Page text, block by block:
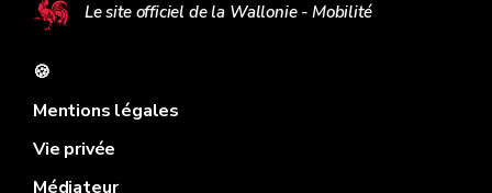
Le site officiel de la Wallonie - Mobilité
🍪
Mentions légales
Vie privée
Médiateur